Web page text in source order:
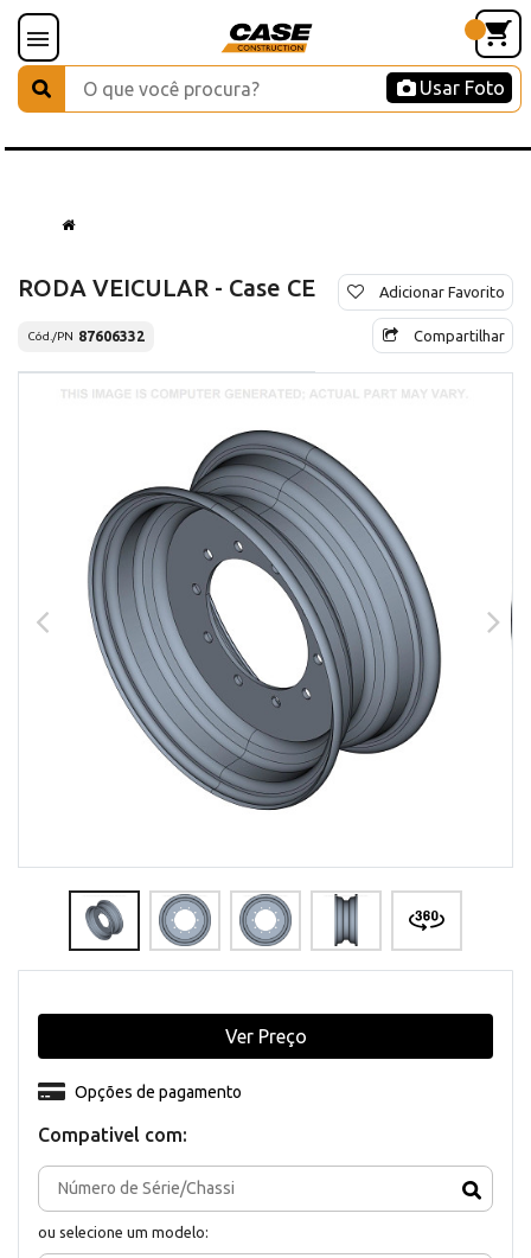
Usar Foto
RODA VEICULAR - Case CE
Cód./PN 87606332
Adicionar Favorito
Compartilhar
Compativel com:
ou selecione um modelo:
Opções de pagamento
Ver Preço